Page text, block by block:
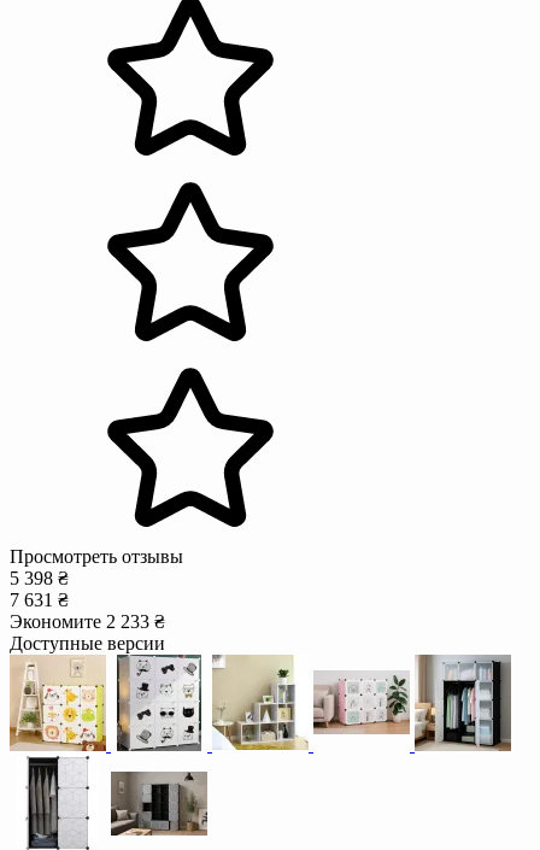
Просмотреть отзывы
5 398 ₴
7 631 ₴
Экономите 2 233 ₴
Доступные версии